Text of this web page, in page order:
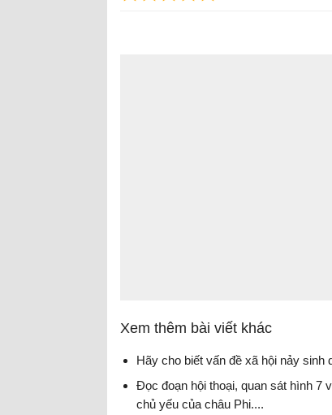
Xem thêm bài viết khác
Hãy cho biết vấn đề xã hội nảy
Đọc đoạn hội thoại, quan sát hình 7
chủ yếu của châu Phi....